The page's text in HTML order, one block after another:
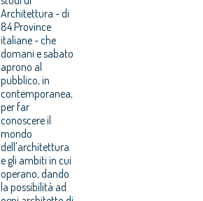
Architettura - di
84 Province
italiane - che
domani e sabato
aprono al
pubblico, in
contemporanea,
per far
conoscere il
mondo
dell'architettura
e gli ambiti in cui
operano, dando
la possibilità ad